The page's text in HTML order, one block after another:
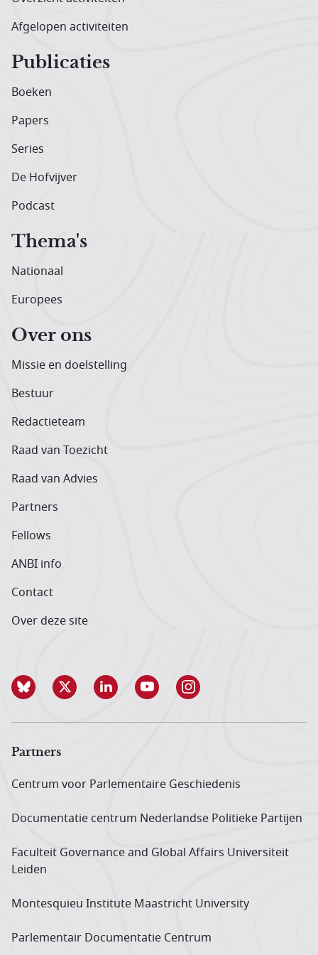
Afgelopen activiteiten
Publicaties
Boeken
Papers
Series
De Hofvijver
Podcast
Thema's
Nationaal
Europees
Over ons
Missie en doelstelling
Bestuur
Redactieteam
Raad van Toezicht
Raad van Advies
Partners
Fellows
ANBI info
Contact
Over deze site
Partners
Centrum voor Parlementaire Geschiedenis
Documentatie centrum Neder­landse Politieke Partijen
Faculteit Governance and Global Affairs Universiteit
Leiden
Montesquieu Institute Maastricht University
Parlementair Documentatie Centrum